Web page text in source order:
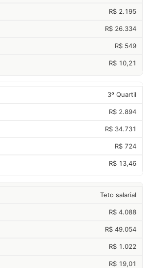
R$ 2.195
R$ 26.334
R$ 549
R$ 10,21
3º Quartil
R$ 2.894
R$ 34.731
R$ 724
R$ 13,46
Teto salarial
R$ 4.088
R$ 49.054
R$ 1.022
R$ 19,01